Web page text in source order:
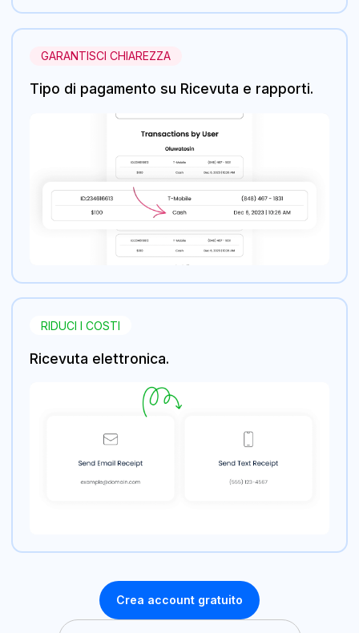
GARANTISCI CHIAREZZA
Tipo di pagamento su Ricevuta e rapporti.
RIDUCI I COSTI
Ricevuta elettronica.
Crea account gratuito